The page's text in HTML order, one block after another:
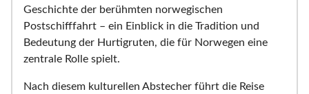
Geschichte der berühmten norwegischen
Postschifffahrt – ein Einblick in die Tradition und
Bedeutung der Hurtigruten, die für Norwegen eine
zentrale Rolle spielt.
Nach diesem kulturellen Abstecher führt die Reise